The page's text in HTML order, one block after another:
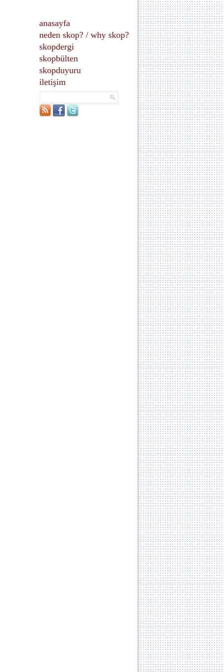
anasayfa
neden skop? / why skop?
skopdergi
skopbülten
skopduyuru
iletişim